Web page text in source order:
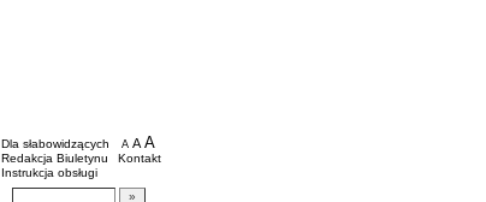
BIP - Oświata Częstochowa
Menu dodatkowe
Dla słabowidzących A pomniejsz czcionkę
A standardowy rozmiar czcionki
A
Redakcja Biuletynu
Kontakt
Instrukcja obsługi
Wyszukiwarka artykułów